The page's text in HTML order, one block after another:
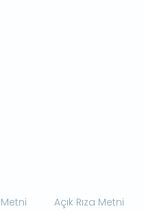
Açık Rıza Metni